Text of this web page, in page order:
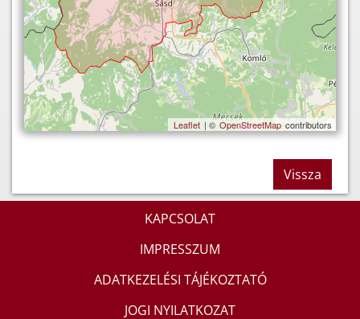
Leaflet | © OpenStreetMap contributors
Vissza
KAPCSOLAT
IMPRESSZUM
ADATKEZELÉSI TÁJÉKOZTATÓ
JOGI NYILATKOZAT